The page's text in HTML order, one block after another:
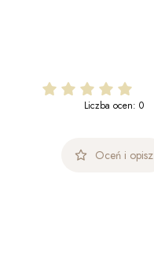
Liczba ocen: 0
Oceń i opisz